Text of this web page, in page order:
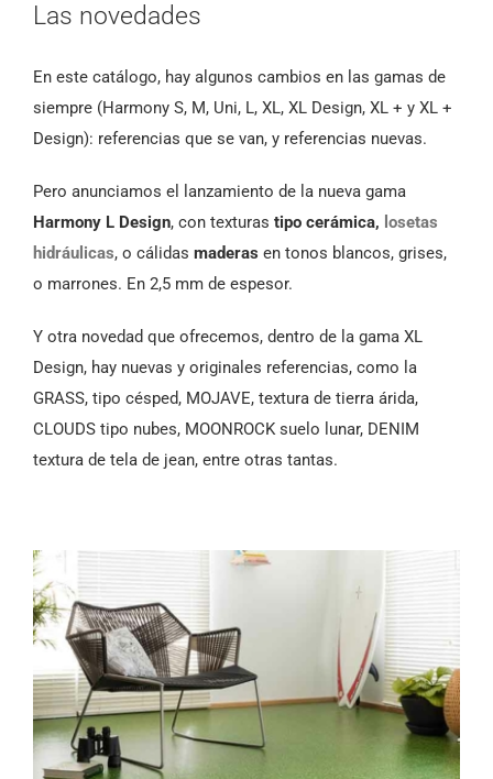
Las novedades
En este catálogo, hay algunos cambios en las gamas de
siempre (Harmony S, M, Uni, L, XL, XL Design, XL + y XL +
Design): referencias que se van, y referencias nuevas.
Pero anunciamos el lanzamiento de la nueva gama
Harmony L Design, con texturas tipo cerámica, losetas
hidráulicas, o cálidas maderas en tonos blancos, grises,
o marrones. En 2,5 mm de espesor.
Y otra novedad que ofrecemos, dentro de la gama XL
Design, hay nuevas y originales referencias, como la
GRASS, tipo césped, MOJAVE, textura de tierra árida,
CLOUDS tipo nubes, MOONROCK suelo lunar, DENIM
textura de tela de jean, entre otras tantas.